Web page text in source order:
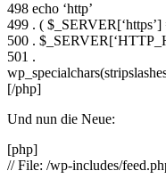
498 echo ‘http’
499 . ( $_SERVER[‘https’]
500 .
501 .
[/php]
Und nun die Neue:
[php]
// File: /wp-includes/